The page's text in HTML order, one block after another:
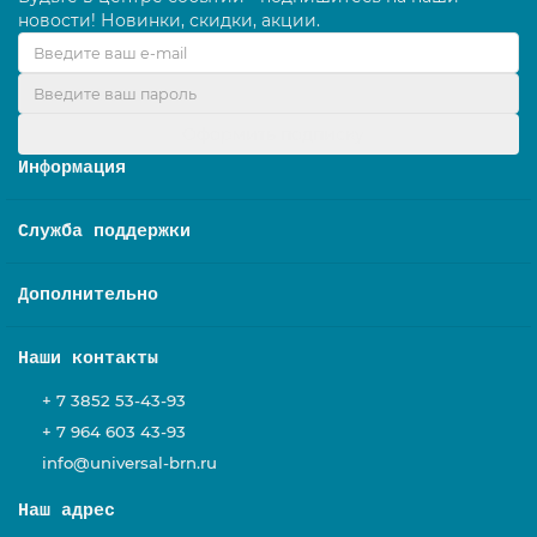
новости! Новинки, скидки, акции.
Информация
Служба поддержки
Дополнительно
Наши контакты
+ 7 3852 53-43-93
+ 7 964 603 43-93
info@universal-brn.ru
Наш адрес